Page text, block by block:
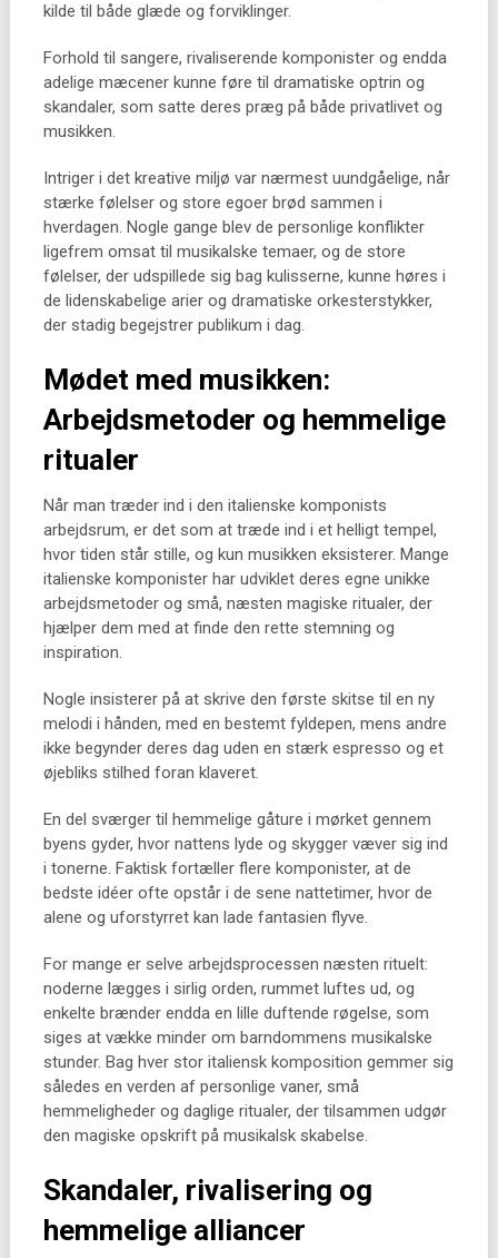
kilde til både glæde og forviklinger.
Forhold til sangere, rivaliserende komponister og endda
adelige mæcener kunne føre til dramatiske optrin og
skandaler, som satte deres præg på både privatlivet og
musikken.
Intriger i det kreative miljø var nærmest uundgåelige, når
stærke følelser og store egoer brød sammen i
hverdagen. Nogle gange blev de personlige konflikter
ligefrem omsat til musikalske temaer, og de store
følelser, der udspillede sig bag kulisserne, kunne høres i
de lidenskabelige arier og dramatiske orkesterstykker,
der stadig begejstrer publikum i dag.
Mødet med musikken:
Arbejdsmetoder og hemmelige
ritualer
Når man træder ind i den italienske komponists
arbejdsrum, er det som at træde ind i et helligt tempel,
hvor tiden står stille, og kun musikken eksisterer. Mange
italienske komponister har udviklet deres egne unikke
arbejdsmetoder og små, næsten magiske ritualer, der
hjælper dem med at finde den rette stemning og
inspiration.
Nogle insisterer på at skrive den første skitse til en ny
melodi i hånden, med en bestemt fyldepen, mens andre
ikke begynder deres dag uden en stærk espresso og et
øjebliks stilhed foran klaveret.
En del sværger til hemmelige gåture i mørket gennem
byens gyder, hvor nattens lyde og skygger væver sig ind
i tonerne. Faktisk fortæller flere komponister, at de
bedste idéer ofte opstår i de sene nattetimer, hvor de
alene og uforstyrret kan lade fantasien flyve.
For mange er selve arbejdsprocessen næsten rituelt:
noderne lægges i sirlig orden, rummet luftes ud, og
enkelte brænder endda en lille duftende røgelse, som
siges at vække minder om barndommens musikalske
stunder. Bag hver stor italiensk komposition gemmer sig
således en verden af personlige vaner, små
hemmeligheder og daglige ritualer, der tilsammen udgør
den magiske opskrift på musikalsk skabelse.
Skandaler, rivalisering og
hemmelige alliancer